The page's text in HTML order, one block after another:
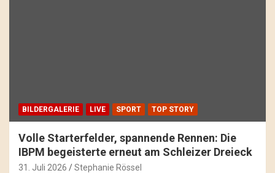
BILDERGALERIE LIVE SPORT TOP STORY
Volle Starterfelder, spannende Rennen: Die
IBPM begeisterte erneut am Schleizer Dreieck
31. Juli 2026 Stephanie Rössel